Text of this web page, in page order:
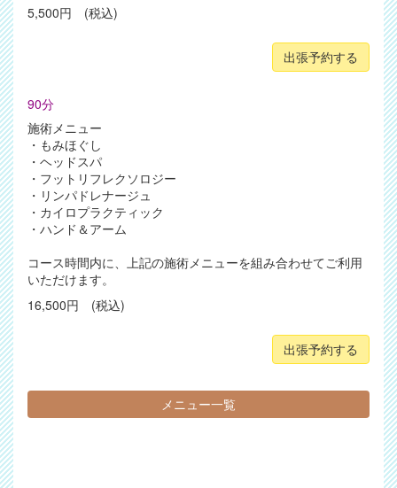
5,500円 (税込)
出張予約する
90分
施術メニュー
・もみほぐし
・ヘッドスパ
・フットリフレクソロジー
・リンパドレナージュ
・カイロプラクティック
・ハンド＆アーム
コース時間内に、上記の施術メニューを組み合わせてご利用
いただけます。
16,500円 (税込)
出張予約する
メニュー一覧